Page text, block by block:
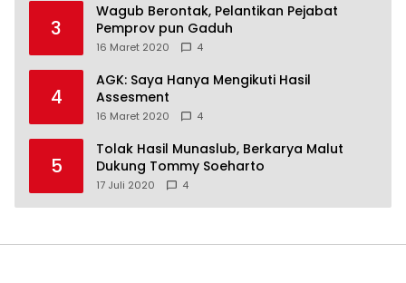
3
Wagub Berontak, Pelantikan Pejabat
Pemprov pun Gaduh
16 Maret 2020 4
4
AGK: Saya Hanya Mengikuti Hasil
Assesment
16 Maret 2020 4
5
Tolak Hasil Munaslub, Berkarya Malut
Dukung Tommy Soeharto
17 Juli 2020 4